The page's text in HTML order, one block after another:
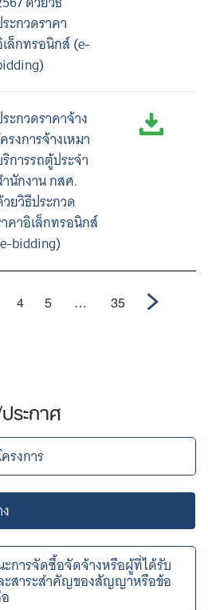
ะกวดราคา
ล็กทรอนิกส์ (e-
ะกวดราคาจ้าง
รงการจ้างเหมา
การรถตู้ประจำ
นักงาน กสศ.
ยวิธีประกวด
คาอิเล็กทรอนิกส์
bidding)
4 5 … 35
ระกาศ
รงการ
การจัดซื้อจัดจ้างหรือผู้ที่ได้รับ
ะสาระสำคัญของสัญญาหรือข้อ